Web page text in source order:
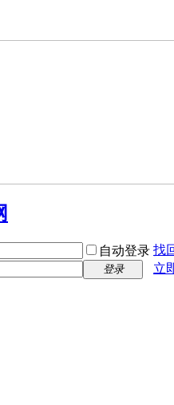
自动登录 找
登录
立